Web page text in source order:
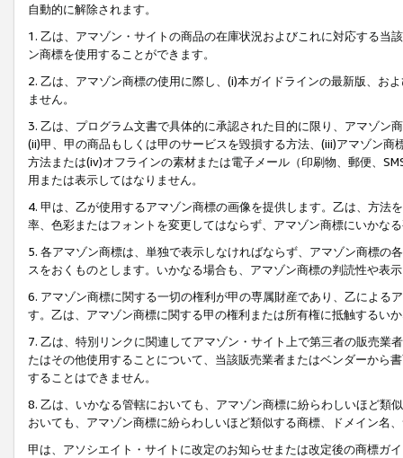
自動的に解除されます。
1. 乙は、アマゾン・サイトの商品の在庫状況およびこれに対応する
ン商標を使用することができます。
2. 乙は、アマゾン商標の使用に際し、(i)本ガイドラインの最新版、お
ません。
3. 乙は、プログラム文書で具体的に承認された目的に限り、アマゾン
(ii)甲、甲の商品もしくは甲のサービスを毀損する方法、(iii)アマゾン
方法または(iv)オフラインの素材または電子メール（印刷物、郵便、
用または表示してはなりません。
4. 甲は、乙が使用するアマゾン商標の画像を提供します。乙は、方
率、色彩またはフォントを変更してはならず、アマゾン商標にいかな
5. 各アマゾン商標は、単独で表示しなければならず、アマゾン商標
スをおくものとします。いかなる場合も、アマゾン商標の判読性や表
6. アマゾン商標に関する一切の権利が甲の専属財産であり、乙による
す。乙は、アマゾン商標に関する甲の権利または所有権に抵触するい
7. 乙は、特別リンクに関連してアマゾン・サイト上で第三者の販売
たはその他使用することについて、当該販売業者またはベンダーから
することはできません。
8. 乙は、いかなる管轄においても、アマゾン商標に紛らわしいほど類
おいても、アマゾン商標に紛らわしいほど類似する商標、ドメイン名
甲は、アソシエイト・サイトに改定のお知らせまたは改定後の商標ガ